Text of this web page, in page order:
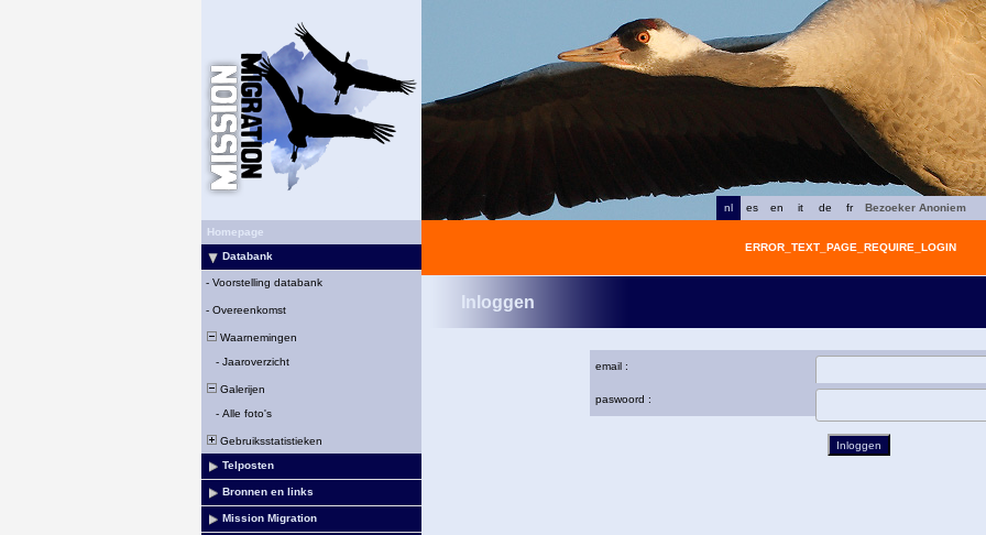
fr
de
it
en
es
nl
Bezoeker Anoniem
Homepage
Databank
- Voorstelling databank
- Overeenkomst
Waarnemingen
- Jaaroverzicht
Galerijen
- Alle foto's
Gebruiksstatistieken
Telposten
Bronnen en links
Mission Migration
ERROR_TEXT_PAGE_REQUIRE_LOGIN
Inloggen
email :
paswoord :